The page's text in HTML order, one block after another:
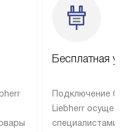
Бесплатная
Подключение
Liebherr
специалистами